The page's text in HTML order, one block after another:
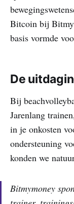
Bitcoin bij
basis vormde
De
Bij
Jarenlang
in je onkosten
ondersteuning
konden we
Bitmymoney